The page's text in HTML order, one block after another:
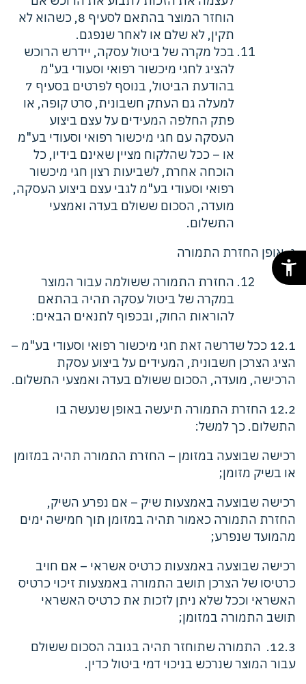
הוחזר המוצר בהתאם לסעיף 8, כשהוא לא
תקין, לא שלם או לאחר שנפגם.
בכל מקרה של ביטול עסקה, יידרש הרוכש
להציג לחגי מיכשור רפואי וסעודי בע"מ
בהודעת הביטול, בנוסף לפרטים בסעיף 7
למעלה גם העתק חשבונית, סרט קופה, או
פתק החלפה המעידים על עצם ביצוע
העסקה עם חגי מיכשור רפואי וסעודי בע"מ
או – ככל שהלקוח מציין שאינם בידיו, כל
הוכחה אחרת, לשביעות רצון חגי מיכשור
רפואי וסעודי בע"מ לגבי עצם ביצוע העסקה,
מועדה, הסכום ששולם בעדה ואמצעי
התשלום.
ג. אופן החזרת התמורה
החזרת התמורה ששולמה עבור המוצר
במקרה של ביטול עסקה תהיה בהתאם
להוראות החוק, ובכפוף לתנאים הבאים:
12.1 ככל שדרשה זאת חגי מיכשור רפואי וסעודי בע"מ –
הציג הצרכן חשבונית, המעידים על ביצוע עסקת
הרכישה, מועדה, הסכום ששולם בעדה ואמצעי התשלום.
12.2 החזרת התמורה תיעשה באופן שנעשה בו
התשלום. כך למשל:
רכישה שבוצעה במזומן – החזרת התמורה תהיה במזומן
או בשיק מזומן;
רכישה שבוצעה באמצעות שיק – אם נפרע השיק,
החזרת התמורה כאמור תהיה במזומן תוך חמישה ימים
מהמועד שנפרע;
רכישה שבוצעה באמצעות כרטיס אשראי – אם חויב
כרטיסו של הצרכן תושב התמורה באמצעות זיכוי כרטיס
האשראי וככל שלא ניתן לזכות את כרטיס האשראי
תושב התמורה במזומן;
12.3. התמורה שתוחזר תהיה בגובה הסכום ששולם
עבור המוצר שנרכש בניכוי דמי ביטול כדין.